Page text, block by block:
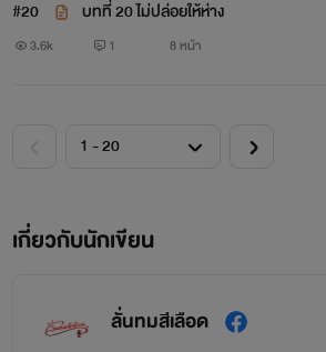
#20 บทที่ 20 ไม่ปล่อยให้ห่าง
3.6k 1 8 หน้า
เกี่ยวกับนักเขียน
ลั่นทมสีเลือด